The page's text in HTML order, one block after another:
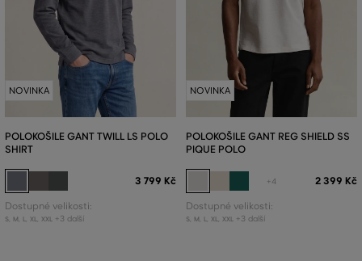
NOVINKA
POLOKOŠILE GANT TWILL LS POLO
SHIRT
3 799 Kč
Dostupné velikosti:
S, M L XL XXL +3 další
NOVINKA
POLOKOŠILE GANT REG SHIELD SS
PIQUE POLO
+4 2 399 Kč
Dostupné velikosti:
S, M L XL XXL +3 další